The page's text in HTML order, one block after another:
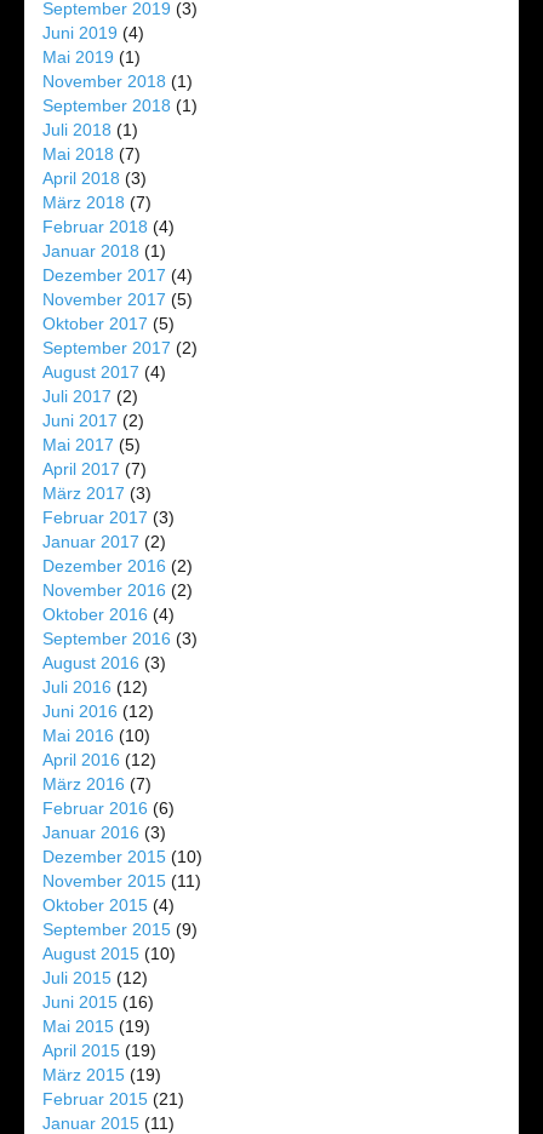
September 2019 (3)
Juni 2019 (4)
Mai 2019 (1)
November 2018 (1)
September 2018 (1)
Juli 2018 (1)
Mai 2018 (7)
April 2018 (3)
März 2018 (7)
Februar 2018 (4)
Januar 2018 (1)
Dezember 2017 (4)
November 2017 (5)
Oktober 2017 (5)
September 2017 (2)
August 2017 (4)
Juli 2017 (2)
Juni 2017 (2)
Mai 2017 (5)
April 2017 (7)
März 2017 (3)
Februar 2017 (3)
Januar 2017 (2)
Dezember 2016 (2)
November 2016 (2)
Oktober 2016 (4)
September 2016 (3)
August 2016 (3)
Juli 2016 (12)
Juni 2016 (12)
Mai 2016 (10)
April 2016 (12)
März 2016 (7)
Februar 2016 (6)
Januar 2016 (3)
Dezember 2015 (10)
November 2015 (11)
Oktober 2015 (4)
September 2015 (9)
August 2015 (10)
Juli 2015 (12)
Juni 2015 (16)
Mai 2015 (19)
April 2015 (19)
März 2015 (19)
Februar 2015 (21)
Januar 2015 (11)